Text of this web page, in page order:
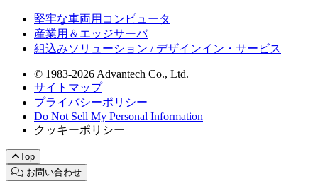
堅牢な車両用コンピュータ
産業用＆エッジサーバ
組込みソリューション / デザインイン・サービス
© 1983-2026 Advantech Co., Ltd.
サイトマップ
プライバシーポリシー
Do Not Sell My Personal Information
クッキーポリシー
Top
お問い合わせ